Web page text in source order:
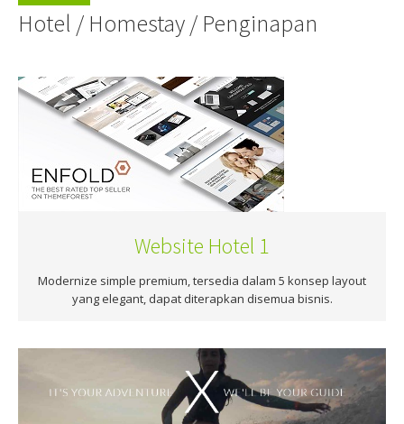
selama 1 tahun.
Hotel / Homestay / Penginapan
Website Hotel 1
Modernize simple premium, tersedia dalam 5 konsep layout
yang elegant, dapat diterapkan disemua bisnis.